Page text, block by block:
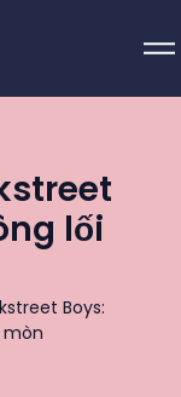
lối
Boys:
mòn